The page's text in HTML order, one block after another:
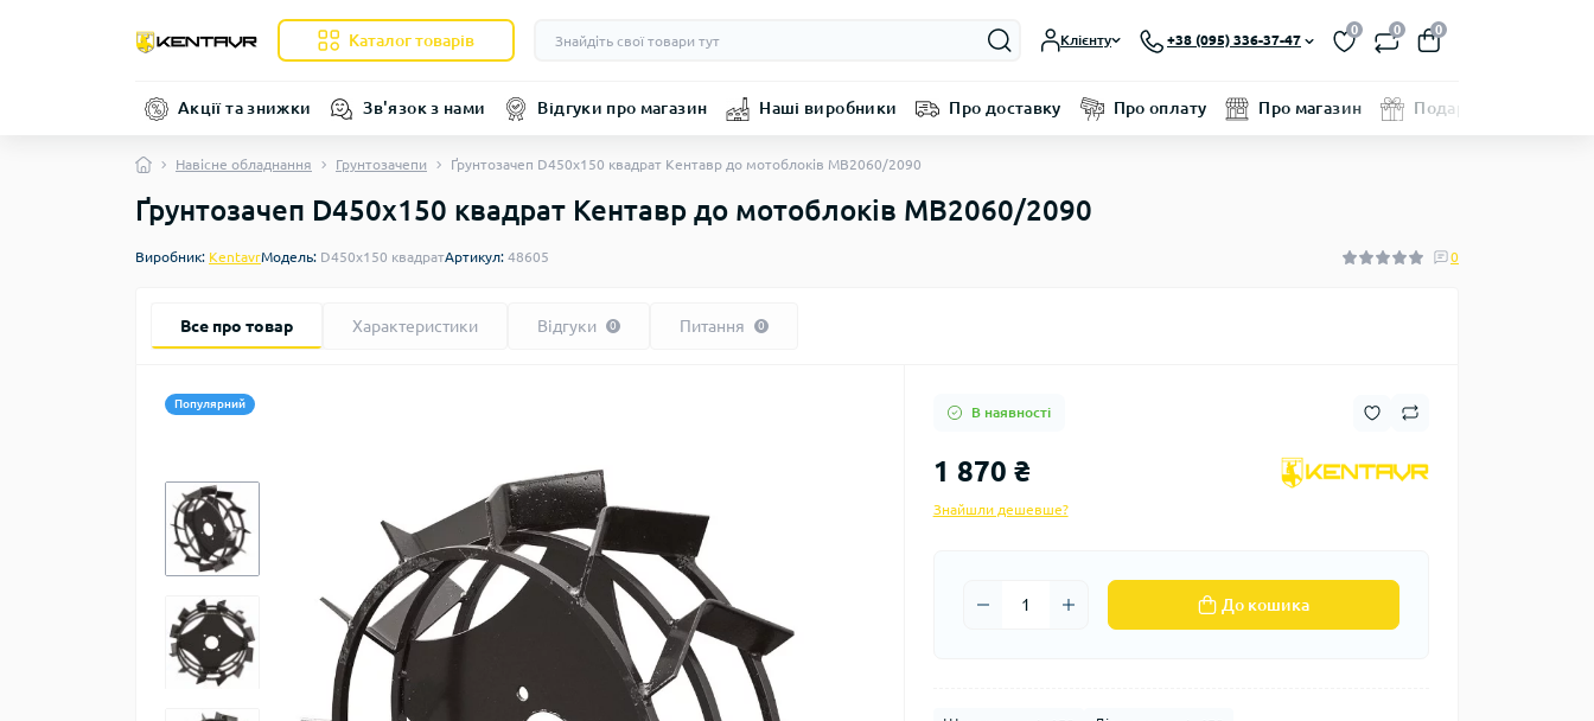
Каталог товарів Клієнту +38 (095) 336-37-47
0 0 0
Акції та знижки Зв'язок з нами Відгуки про магазин Наші виробники Про доставку Про оплату Про магазин Подарунковий
Навісне обладнання Грунтозачепи Ґрунтозачеп D450x150 квадрат Кентавр до мотоблоків МВ2060/2090
Ґрунтозачеп D450x150 квадрат Кентавр до мотоблоків МВ2060/2090
Виробник: KentavrМодель: D450x150 квадратАртикул: 48605 0
Все про товар Характеристики Відгуки 0 Питання 0
Популярний
В наявності
1 870 ₴
Знайшли дешевше?
До кошика